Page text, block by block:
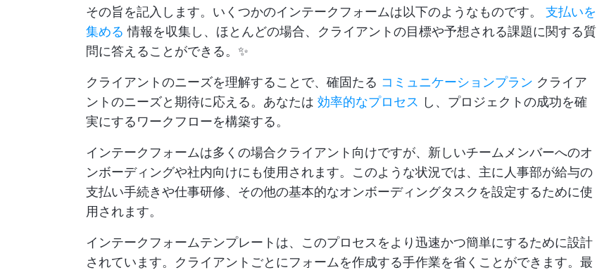
その旨を記入します。いくつかのインテークフォームは以下のようなものです。 支払いを
集める 情報を収集し、ほとんどの場合、クライアントの目標や予想される課題に関する質
問に答えることができる。✨
クライアントのニーズを理解することで、確固たる コミュニケーションプラン クライア
ントのニーズと期待に応える。あなたは 効率的なプロセス し、プロジェクトの成功を確
実にするワークフローを構築する。
インテークフォームは多くの場合クライアント向けですが、新しいチームメンバーへのオ
ンボーディングや社内向けにも使用されます。このような状況では、主に人事部が給与の
支払い手続きや仕事研修、その他の基本的なオンボーディングタスクを設定するために使
用されます。
インテークフォームテンプレートは、このプロセスをより迅速かつ簡単にするために設計
されています。クライアントごとにフォームを作成する手作業を省くことができます。最